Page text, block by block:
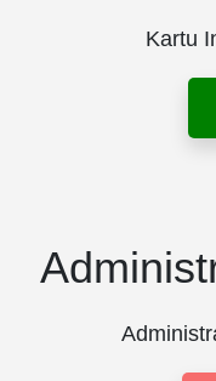
Kartu